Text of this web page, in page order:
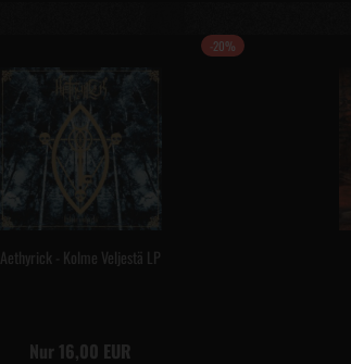
-20%
Aethyrick - Kolme Veljestä LP
Nur 16,00 EUR